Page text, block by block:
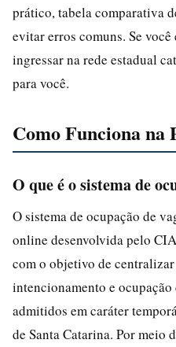
prático, tabela comparativa
evitar erros comuns. Se
ingressar na rede estadual
para você.
Como Funciona na
O que é o sistema de
O sistema de ocupação de
online desenvolvida pelo
com o objetivo de
intencionamento e ocupação
admitidos em caráter
de Santa Catarina. Por meio